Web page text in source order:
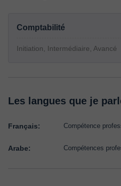
Comptabilité
Initiation, Intermédiaire, Avancé
Les langues que je
Français: Compétence
Arabe: Compétences